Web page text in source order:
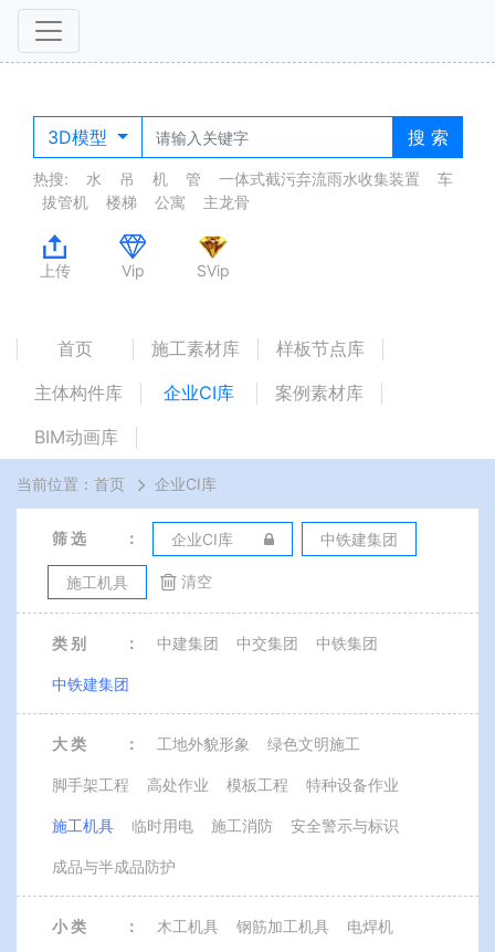
3D模型 搜 索
热搜: 水 吊 机 管 一体式截污弃流雨水收集装置
车
拔管机
楼梯 公寓 主龙骨
上传 Vip SVip
首页 施工素材库
样板节点库
主体构件库
企业CI库
案例素材库
BIM动画库
当前位置： 首页 企业CI库
筛 选 ： 企业CI库 中铁建集团
施工机具 清空
类 别 ： 中建集团 中交集团 中铁集团
中铁建集团
大 类 ： 工地外貌形象 绿色文明施工
脚手架工程 高处作业 模板工程 特种设备作业
施工机具 临时用电 施工消防 安全警示与标识
成品与半成品防护
小 类 ： 木工机具 钢筋加工机具 电焊机